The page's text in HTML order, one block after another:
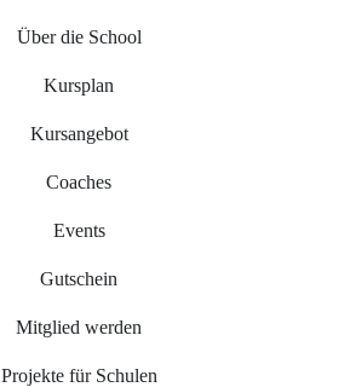
Über die School
Kursplan
Kursangebot
Coaches
Events
Gutschein
Mitglied werden
Projekte für Schulen